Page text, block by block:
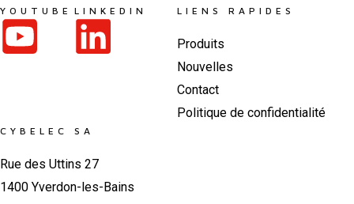
CYBELEC SA
Rue des Uttins 27
1400 Yverdon-les-Bains
LIENS RAPIDES
Produits
Nouvelles
Contact
Politique de confidentialité
YOUTUBE LINKEDIN